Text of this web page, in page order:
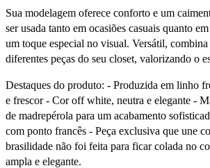
Sua modelagem oferece conforto e um
ser usada tanto em ocasiões casuais quanto
um toque especial no visual. Versátil,
diferentes peças do seu closet, valorizando o
Destaques do produto: - Produzida em linho
e frescor - Cor off white, neutra e elegante -
de madrepérola para um acabamento
com ponto francês - Peça exclusiva que une
brasilidade não foi feita para ficar colada no
ampla e elegante.